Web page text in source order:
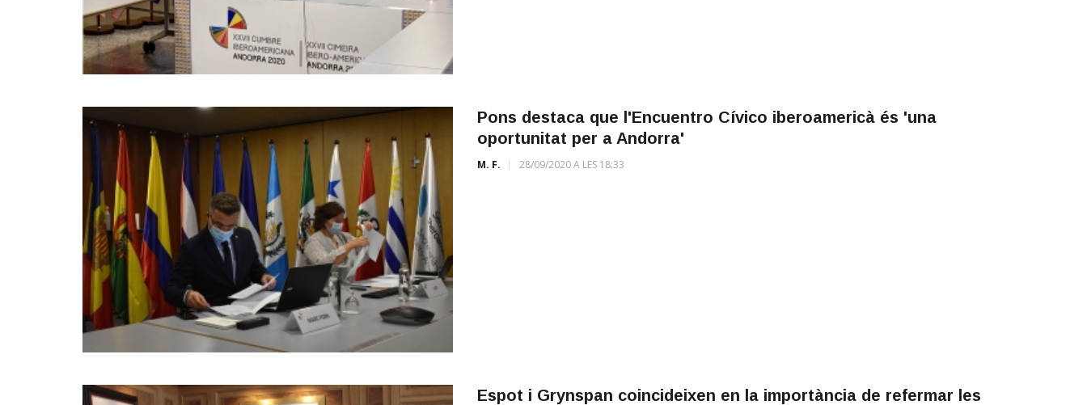
Pons destaca que l'Encuentro Cívico iberoamericà és 'una
oportunitat per a Andorra'
M. F. 28/09/2020 A LES 18:33
Espot i Grynspan coincideixen en la importància de refermar les